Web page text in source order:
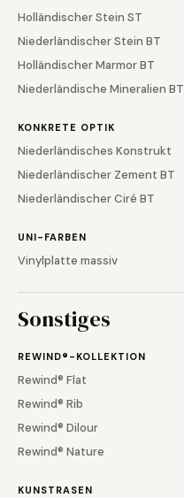
Holländischer Stein ST
Niederländischer Stein BT
Holländischer Marmor BT
Niederländische Mineralien BT
KONKRETE OPTIK
Niederländisches Konstrukt
Niederländischer Zement BT
Niederländischer Ciré BT
UNI-FARBEN
Vinylplatte massiv
Sonstiges
REWIND®-KOLLEKTION
Rewind® Flat
Rewind® Rib
Rewind® Dilour
Rewind® Nature
KUNSTRASEN